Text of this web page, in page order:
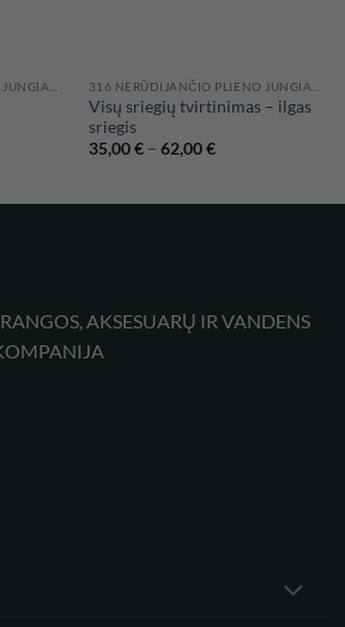
Visų sriegių tvirtinimas – ilgas
sriegis
35,00€ – 62,00€Price
62,00 €
AKSESUARŲ IR VANDENS